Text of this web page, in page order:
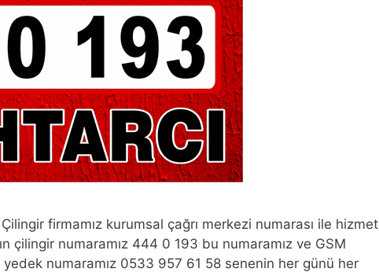
firmamız kurumsal çağrı merkezi numarası ile hizmet
çilingir numaramız 444 0 193 bu numaramız ve GSM
numaramız 0533 957 61 58 senenin her günü her